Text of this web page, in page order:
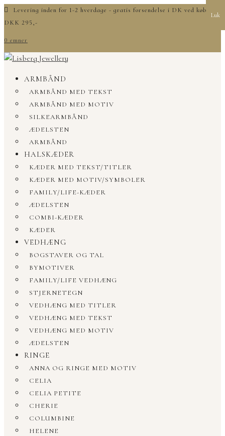
Levering inden for 1-2 hverdage - gratis forsendelse i DK ved køb over
DKK 295,-
0 emner
ARMBÅND
ARMBÅND MED TEKST
ARMBÅND MED MOTIV
SILKEARMBÅND
ÆDELSTEN
ARMBÅND
HALSKÆDER
KÆDER MED TEKST/TITLER
KÆDER MED MOTIV/SYMBOLER
FAMILY/LIFE-KÆDER
ÆDELSTEN
COMBI-KÆDER
KÆDER
VEDHÆNG
BOGSTAVER OG TAL
BYMOTIVER
FAMILY/LIFE VEDHÆNG
STJERNETEGN
VEDHÆNG MED TITLER
VEDHÆNG MED TEKST
VEDHÆNG MED MOTIV
ÆDELSTEN
RINGE
ANNA OG RINGE MED MOTIV
CELIA
CELIA PETITE
CHERIE
COLUMBINE
HELENE
Luk